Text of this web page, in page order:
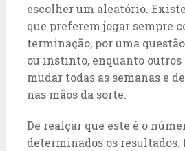
escolher um aleatório.
que preferem jogar sempre
terminação, por uma
ou instinto, enquanto
mudar todas as semanas e
nas mãos da sorte.
De realçar que este é o
determinados os